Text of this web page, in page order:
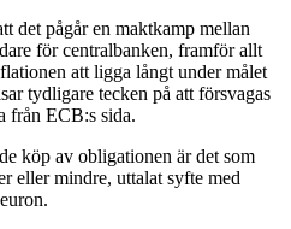
det pågår en maktkamp mellan
för centralbanken, framför allt
att ligga långt under målet
tydligare tecken på att försvagas
från ECB:s sida.
köp av obligationen är det som
eller mindre, uttalat syfte med